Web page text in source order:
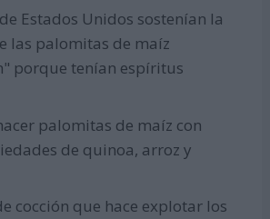
Estados Unidos sostenían la
las palomitas de maíz
porque tenían espíritus
palomitas de maíz con
de quinoa, arroz y
cocción que hace explotar los